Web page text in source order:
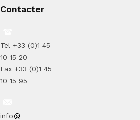
Contacter
Tel +33 (0)1 45
10 15 20
Fax +33 (0)1 45
10 15 95
info